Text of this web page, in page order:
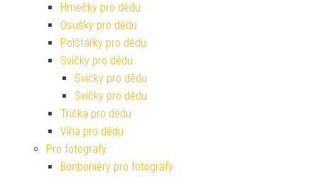
Hrnečky pro dědu
Osušky pro dědu
Polštářky pro dědu
Svíčky pro dědu
Svíčky pro dědu
Svíčky pro dědu
Trička pro dědu
Vína pro dědu
Pro fotografy
Bonboniéry pro fotografy